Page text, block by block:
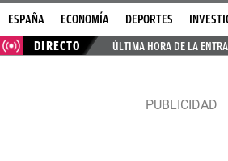
ESPAÑA ECONOMÍA DEPORTES
DIRECTO
ÚLTIMA HORA DE LA